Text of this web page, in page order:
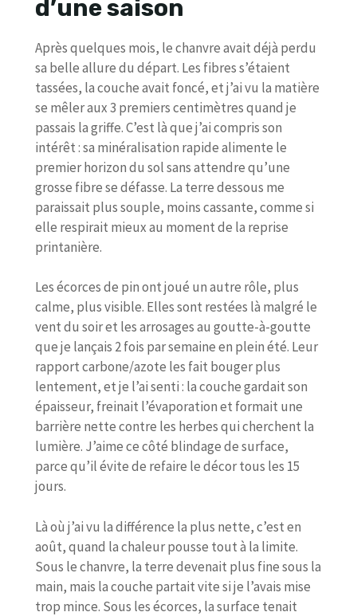
d’une saison
Après quelques mois, le chanvre avait déjà perdu
sa belle allure du départ. Les fibres s’étaient
tassées, la couche avait foncé, et j’ai vu la matière
se mêler aux 3 premiers centimètres quand je
passais la griffe. C’est là que j’ai compris son
intérêt : sa minéralisation rapide alimente le
premier horizon du sol sans attendre qu’une
grosse fibre se défasse. La terre dessous me
paraissait plus souple, moins cassante, comme si
elle respirait mieux au moment de la reprise
printanière.
Les écorces de pin ont joué un autre rôle, plus
calme, plus visible. Elles sont restées là malgré le
vent du soir et les arrosages au goutte-à-goutte
que je lançais 2 fois par semaine en plein été. Leur
rapport carbone/azote les fait bouger plus
lentement, et je l’ai senti : la couche gardait son
épaisseur, freinait l’évaporation et formait une
barrière nette contre les herbes qui cherchent la
lumière. J’aime ce côté blindage de surface,
parce qu’il évite de refaire le décor tous les 15
jours.
Là où j’ai vu la différence la plus nette, c’est en
août, quand la chaleur pousse tout à la limite.
Sous le chanvre, la terre devenait plus fine sous la
main, mais la couche partait vite si je l’avais mise
trop mince. Sous les écorces, la surface tenait